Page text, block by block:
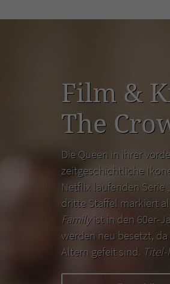
Film &
The
Die Queen in ihrer
zeitgeschichtliche
Netflix laufenden Serie
dritte Staffel markiert
Familyist in den 60er-
werden neu besetzt,
Altern gefeit sind.